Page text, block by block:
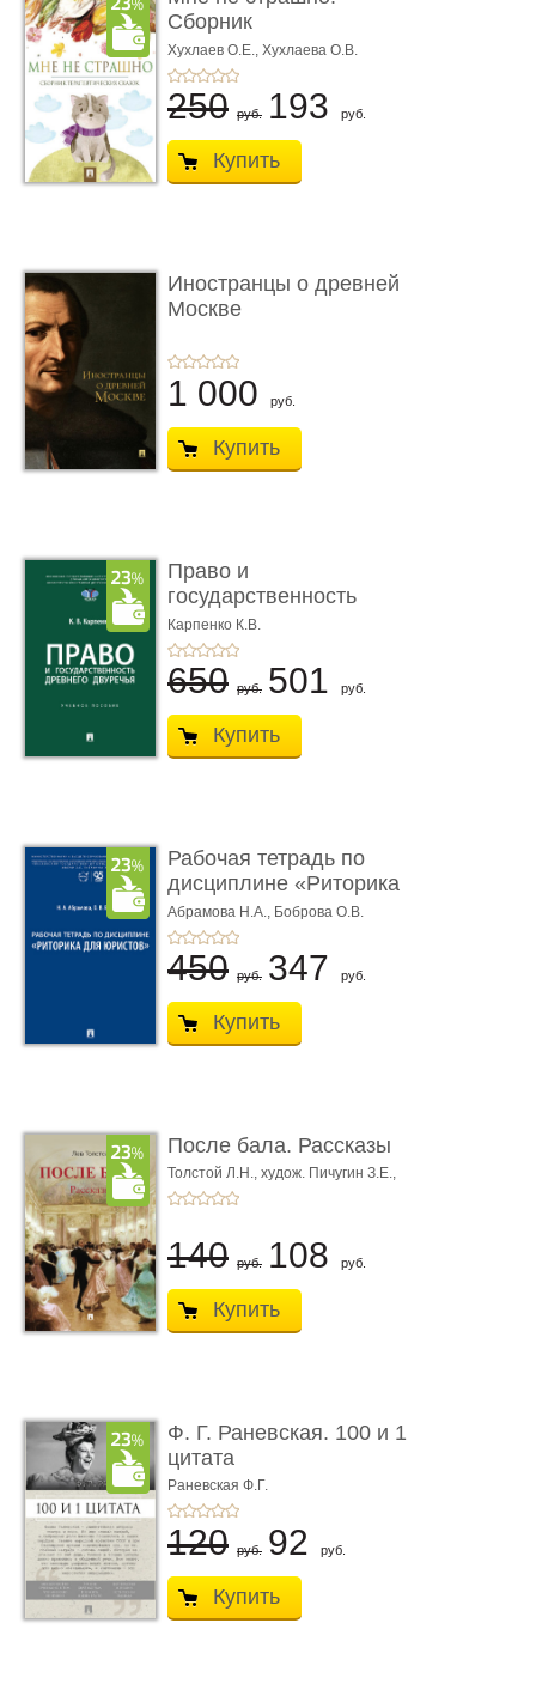
Сборник
терапевтических
сказо� ...
Хухлаев О.Е., Хухлаева О.В.
250 руб. 193 руб.
Купить
Иностранцы о древней
Москве
1 000 руб.
Купить
Право и
государственность
Древнего Двуречья. �
...
Карпенко К.В.
650 руб. 501 руб.
Купить
Рабочая тетрадь по
дисциплине «Риторика
для ю� ...
Абрамова Н.А., Боброва О.В.
450 руб. 347 руб.
Купить
После бала. Рассказы
Толстой Л.Н., худож. Пичугин З.Е.,
худож. Лебедев А.И.,
140 руб. 108 руб.
Купить
Ф. Г. Раневская. 100 и 1
цитата
Раневская Ф.Г.
120 руб. 92 руб.
Купить